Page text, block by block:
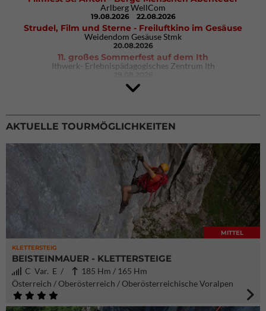
Arlberg WellCom
19.08.2026 22.08.2026
Strudel, Film und Sterne - Freiluftkino im Gesäuse
Weidendom Gesäuse Stmk
20.08.2026
11. großes Sommerfest auf dem Ith
Ithwerk- Erlebnispädagogisches Zentrum Ith
4Blocs KIDS 2026
DAV Kletter- & Boulderzentrum München Süd (Thalkirchen)
AKTUELLE TOURMÖGLICHKEITEN
KLETTERSTEIG
MITTEL
BEISTEINMAUER - KLETTERSTEIGE
C Var. E /
185 Hm / 165 Hm
Österreich / Oberösterreich / Oberösterreichische Voralpen